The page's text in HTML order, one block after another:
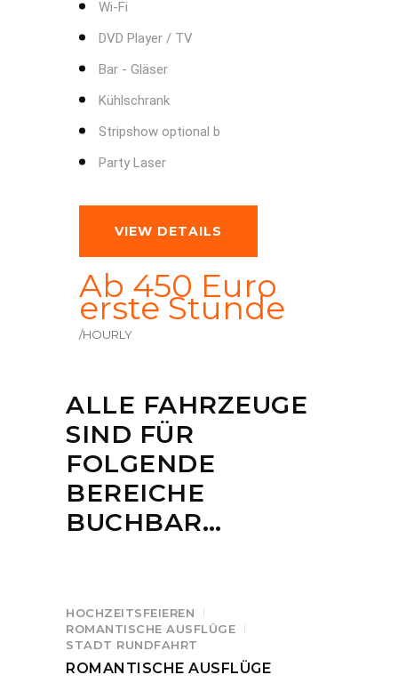
Wi-Fi
DVD Player / TV
Bar - Gläser
Kühlschrank
Stripshow optional b
Party Laser
VIEW DETAILS
Ab 450 Euro
erste Stunde
/HOURLY
ALLE FAHRZEUGE
SIND FÜR
FOLGENDE
BEREICHE
BUCHBAR…
HOCHZEITSFEIEREN
ROMANTISCHE AUSFLÜGE
STADT RUNDFAHRT
ROMANTISCHE AUSFLÜGE